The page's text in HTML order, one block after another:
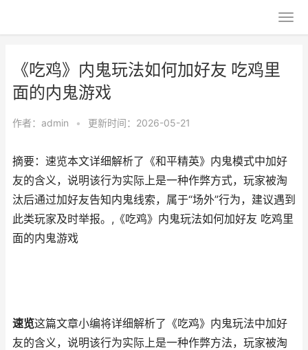
《吃鸡》内鬼玩法如何加好友 吃鸡里
面的内鬼游戏
作者： admin • 更新时间：2026-05-21
摘要：速览本文详细解析了《和平精英》内鬼模式中加好
友的含义，说明该行为实际上是一种作弊方式，玩家被淘
汰后通过加好友告知内鬼线索，属于“场外”行为，建议遇到
此类玩家及时举报。,《吃鸡》内鬼玩法如何加好友 吃鸡里
面的内鬼游戏
速览这篇文章小编将详细解析了《吃鸡》内鬼玩法中加好
友的含义，说明该行为实际上是一种作弊方法，玩家被淘